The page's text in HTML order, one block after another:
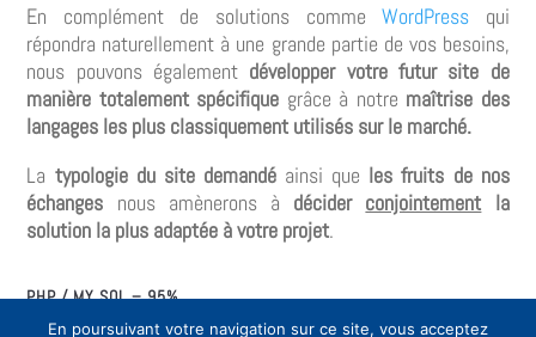
En complément de solutions commeWordPress qui
répondra naturellement à une grande partie de vos besoins,
nous pouvons également développer votre futur site de
manière totalement spécifique grâce à notre maîtrise des
langages les plus classiquement utilisés sur le marché.
La typologie du site demandéainsi que les fruits de nos
échanges nous amènerons à décider conjointement la
solution la plus adaptée à votre projet.
PHP / MY SQL – 95%
En poursuivant votre navigation sur ce site, vous acceptez